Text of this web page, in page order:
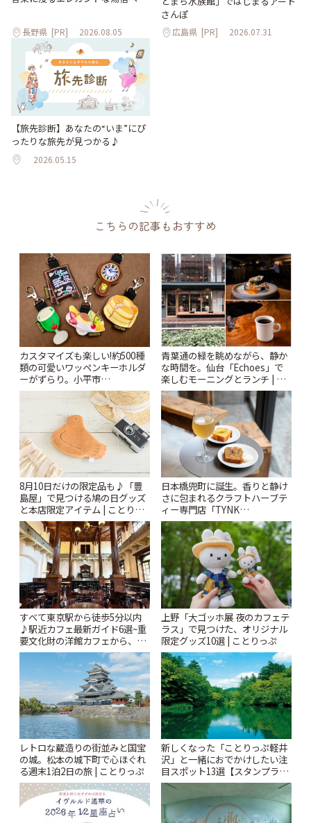
長野県 [PR] 2026.08.05
さんぽ
広島県 [PR] 2026.07.31
【旅先診断】あなたの“いま”にぴ
ったりな旅先が見つかる♪
2026.05.15
こちらの記事もおすすめ
カスタマイズも楽しい!約500種
類の可愛いワッペンキーホルダ
ーがずらり。小平市
「Kimamaya T&K」 | ことりっ
ぷ
青葉通の緑を眺めながら、静か
な時間を。仙台「Echoes」で
楽しむモーニングとランチ | こ
とりっぷ
8月10日だけの限定品も♪「豊
島屋」で見つける鳩の日グッズ
と本店限定アイテム | ことりっ
ぷ
日本橋兜町に誕生。香りと静け
さに包まれるクラフトハーブテ
ィー専門店「TYNK
Kabutocho」 | ことりっぷ
すべて東京駅から徒歩5分以内
♪駅近カフェ最新ガイド6選~重
要文化財の洋館カフェから、改
札すぐのレトロ喫茶まで~ | こと
上野「大ゴッホ展 夜のカフェテ
ラス」で見つけた、オリジナル
限定グッズ10選 | ことりっぷ
レトロな蔵造りの街並みと国宝
の城。松本の城下町で心ほぐれ
る週末1泊2日の旅 | ことりっぷ
新しくなった「ことりっぷ軽井
沢」と一緒におでかけしたい注
目スポット13選【スタンプラリ
ー開催中】 | ことりっぷ